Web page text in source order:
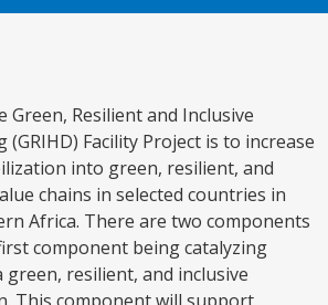
Green, Resilient and Inclusive
(GRIHD) Facility Project is to increase
into green, resilient, and
chains in selected countries in
Africa. There are two components
component being catalyzing
resilient, and inclusive